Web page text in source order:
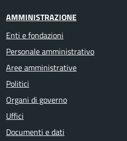
AMMINISTRAZIONE
Enti e fondazioni
Personale amministrativo
Aree amministrative
Politici
Organi di governo
Uffici
Documenti e dati